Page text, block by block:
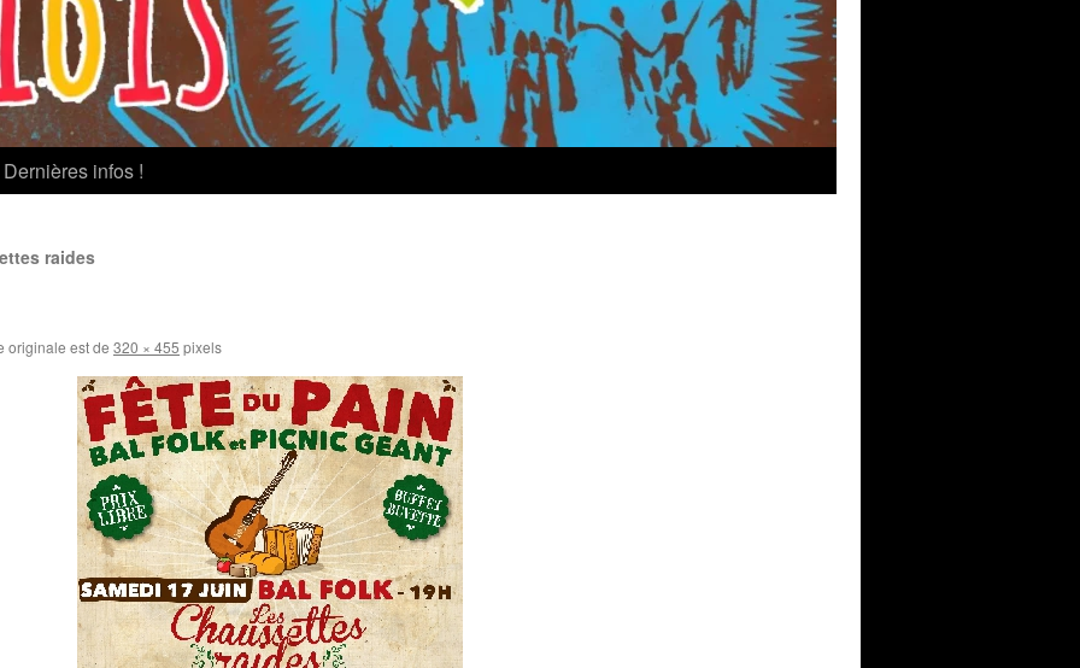
Dernières infos !
raides
originale est de 320 × 455 pixels